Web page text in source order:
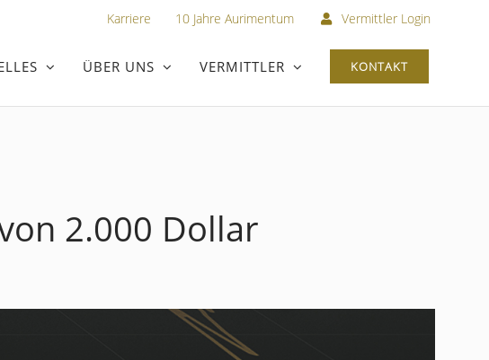
Karriere 10 Jahre Aurimentum Vermittler Login
ÜBER UNS VERMITTLER KONTAKT
2.000 Dollar